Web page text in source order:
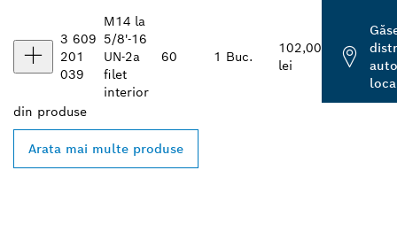
3 609
201
039
M14 la
5/8'-16
UN-2a
filet
interior
60 1 Buc.
102,00
lei
din produse
Arata mai multe produse